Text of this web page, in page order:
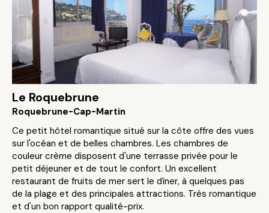
Le Roquebrune
Roquebrune-Cap-Martin
Ce petit hôtel romantique situé sur la côte offre des vues
sur l'océan et de belles chambres. Les chambres de
couleur crème disposent d'une terrasse privée pour le
petit déjeuner et de tout le confort. Un excellent
restaurant de fruits de mer sert le dîner, à quelques pas
de la plage et des principales attractions. Très romantique
et d'un bon rapport qualité-prix.